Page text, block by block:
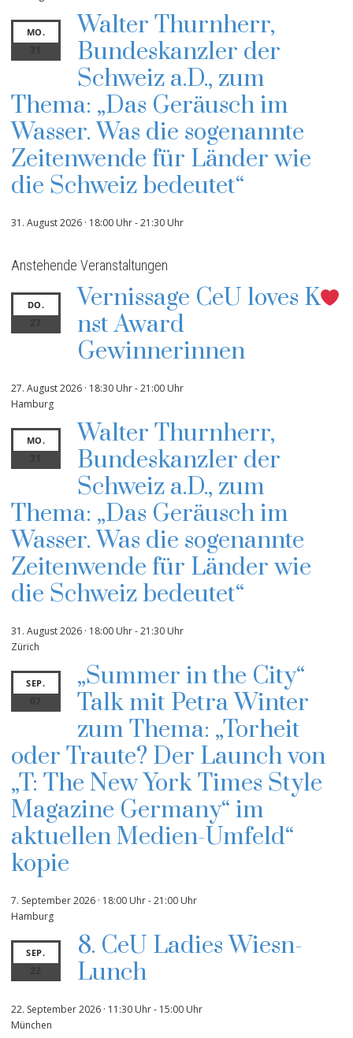
MO.
Walter Thurnherr,
Bundeskanzler der
Schweiz a.D., zum
Thema: „Das Geräusch im
Wasser. Was die sogenannte
Zeitenwende für Länder wie
die Schweiz bedeutet“
31. August 2026 · 18:00 Uhr-21:30 Uhr
Anstehende Veranstaltungen
DO.
Vernissage CeU loves K
nst Award
Gewinnerinnen
27. August 2026 · 18:30 Uhr-21:00 Uhr
Hamburg
MO.
Walter Thurnherr,
Bundeskanzler der
Schweiz a.D., zum
Thema: „Das Geräusch im
Wasser. Was die sogenannte
Zeitenwende für Länder wie
die Schweiz bedeutet“
31. August 2026 · 18:00 Uhr-21:30 Uhr
Zürich
SEP.
„Summer in the City“
Talk mit Petra Winter
zum Thema: „Torheit
oder Traute? Der Launch von
„T: The New York Times Style
Magazine Germany“ im
aktuellen Medien-Umfeld“
kopie
7. September 2026 · 18:00 Uhr-21:00 Uhr
Hamburg
SEP.
8. CeU Ladies Wiesn-
Lunch
22. September 2026 · 11:30 Uhr- 15:00 Uhr
München